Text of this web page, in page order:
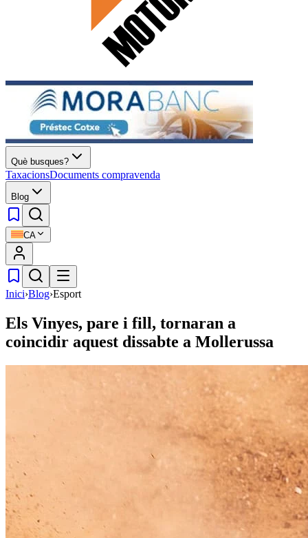
Què busques?
TaxacionsDocuments compravenda
Blog
CA
Inici›Blog›Esport
Els Vinyes, pare i fill, tornaran a
coincidir aquest dissabte a Mollerussa